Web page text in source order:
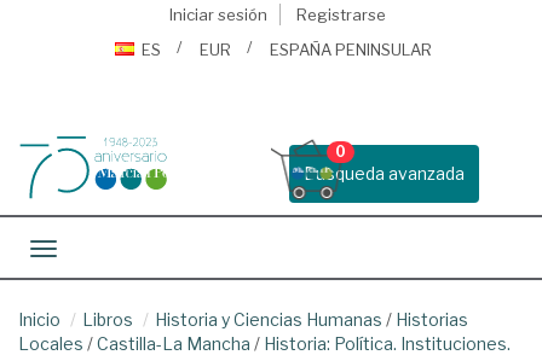
Iniciar sesión
Registrarse
ES
EUR ESPAÑA PENINSULAR
Busqueda avanzada
0
Toggle navigation
Inicio Libros Historia y Ciencias Humanas / Historias
Locales /Castilla-La Mancha / Historia: Política. Instituciones.